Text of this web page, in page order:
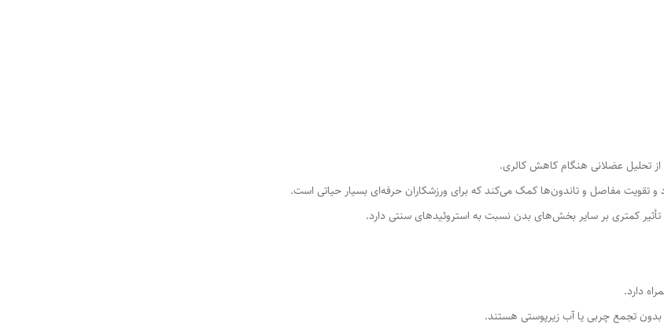
از تحلیل عضلانی هنگام کاهش کالری.
و تقویت مفاصل و تاندون‌ها کمک می‌کند که برای ورزشکاران حرفه‌ای بسیار حیاتی است.
تأثیر کمتری بر سایر بخش‌های بدن نسبت به استروئیدهای سنتی دارد.
بدون تجمع چربی یا آب زیرپوستی هستند.